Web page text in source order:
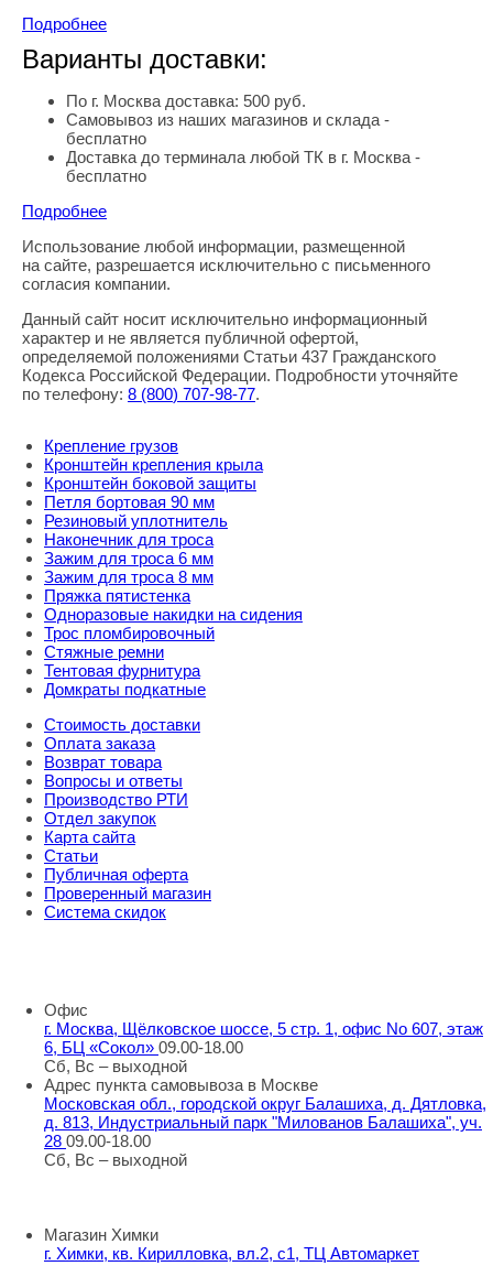
Подробнее
Варианты доставки:
По г. Москва доставка: 500 руб.
Самовывоз из наших магазинов и склада -
бесплатно
Доставка до терминала любой ТК в г. Москва -
бесплатно
Подробнее
Правовая информация
Использование любой информации, размещенной
на сайте, разрешается исключительно с письменного
согласия компании.
Данный сайт носит исключительно информационный
характер и не является публичной офертой,
определяемой положениями Статьи 437 Гражданского
Кодекса Российской Федерации. Подробности уточняйте
по телефону: 8 (800) 707-98-77.
Крепление грузов
Кронштейн крепления крыла
Кронштейн боковой защиты
Петля бортовая 90 мм
Резиновый уплотнитель
Наконечник для троса
Зажим для троса 6 мм
Зажим для троса 8 мм
Пряжка пятистенка
Одноразовые накидки на сидения
Трос пломбировочный
Стяжные ремни
Тентовая фурнитура
Домкраты подкатные
Стоимость доставки
Оплата заказа
Возврат товара
Вопросы и ответы
Производство РТИ
Отдел закупок
Карта сайта
Статьи
Публичная оферта
Проверенный магазин
Система скидок
Офис
г. Москва, Щёлковское шоссе, 5 стр. 1, офис No 607, этаж
6, БЦ «Сокол» 09.00-18.00
Сб, Вс – выходной
Адрес пункта самовывоза в Москве
Московская обл., городской округ Балашиха, д. Дятловка,
д. 813, Индустриальный парк "Милованов Балашиха", уч.
28 09.00-18.00
Сб, Вс – выходной
Магазин Химки
г. Химки, кв. Кирилловка, вл.2, с1, ТЦ Автомаркет